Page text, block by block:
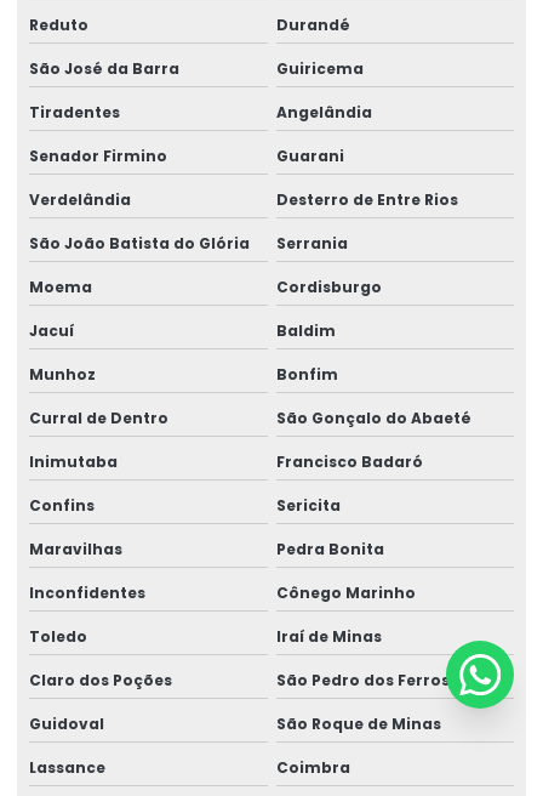
Reduto Durandé
São José da Barra Guiricema
Tiradentes Angelândia
Senador Firmino Guarani
Verdelândia Desterro de Entre Rios
São João Batista do Glória Serrania
Moema Cordisburgo
Jacuí Baldim
Munhoz Bonfim
Curral de Dentro São Gonçalo do Abaeté
Inimutaba Francisco Badaró
Confins Sericita
Maravilhas Pedra Bonita
Inconfidentes Cônego Marinho
Toledo Iraí de Minas
Claro dos Poções São Pedro dos Ferros
Guidoval São Roque de Minas
Lassance Coimbra